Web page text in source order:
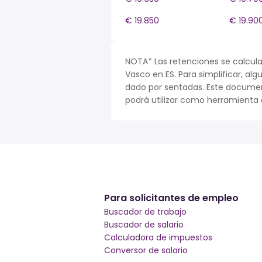
€ 19.850
€
NOTA* Las retenciones se
Vasco en ES. Para simplificar,
dado por sentadas. Este
podrá utilizar como herramienta
Para solicitantes de empleo
Buscador de trabajo
Buscador de salario
Calculadora de impuestos
Conversor de salario